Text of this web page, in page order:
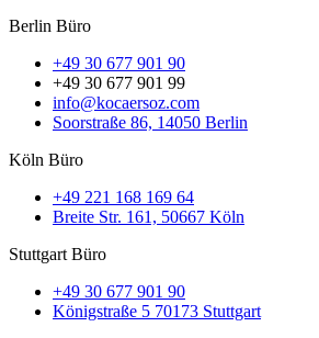
Berlin Büro
+49 30 677 901 90
+49 30 677 901 99
info@kocaersoz.com
Soorstraße 86, 14050 Berlin
Köln Büro
+49 221 168 169 64
Breite Str. 161, 50667 Köln
Stuttgart Büro
+49 30 677 901 90
Königstraße 5 70173 Stuttgart